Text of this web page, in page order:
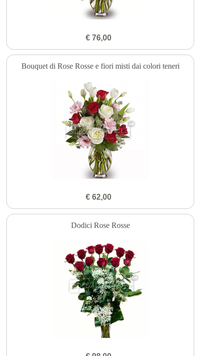
€ 76,00
Bouquet di Rose Rosse e fiori misti dai colori teneri
€ 62,00
Dodici Rose Rosse